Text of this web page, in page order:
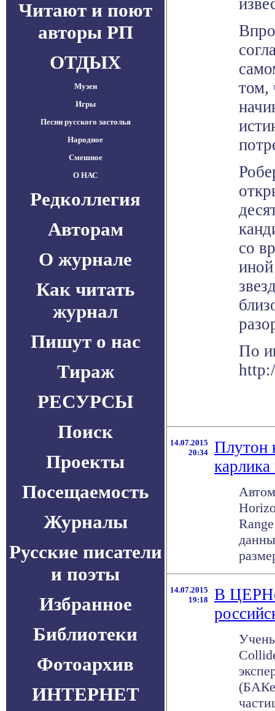
Читают и поют
авторы РП
ОТДЫХ
Музеи
Игры
Песни русского застолья
Народное
Смешное
О НАС
Редколлегия
Авторам
О журнале
Как читать
журнал
Пишут о нас
Тираж
РЕСУРСЫ
Поиск
Проекты
Посещаемость
Журналы
Русские писатели
и поэты
Избранное
Библиотеки
Фотоархив
ИНТЕРНЕТ
том,
со
По
14.07.2015
20:34
Плутон
14.07.2015
19:18
В